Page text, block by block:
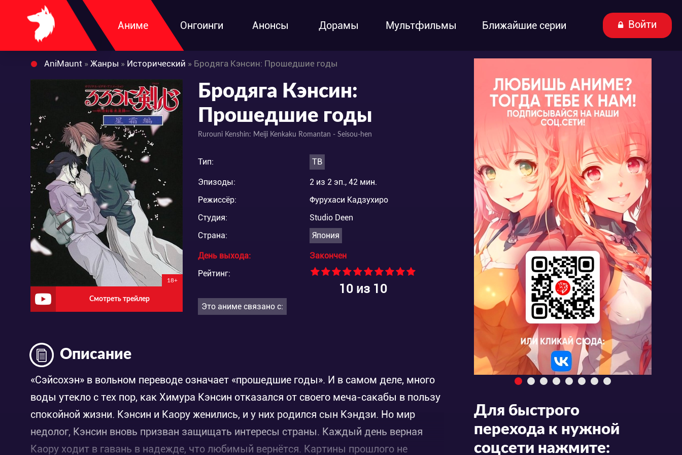
Аниме Онгоинги Анонсы Дорамы Мультфильмы Ближайшие серии Войти
AniMaunt » Жанры » Исторический » Бродяга Кэнсин: Прошедшие годы
18+
Смотреть трейлер
Бродяга Кэнсин:
Прошедшие годы
Rurouni Kenshin: Meiji Kenkaku Romantan - Seisou-hen
Тип: ТВ
Эпизоды:
2 из 2 эп., 42 мин.
Режиссёр:
Фурухаси Кадзухиро
Студия:
Studio Deen
Страна:
Япония
День выхода:
Закончен
Рейтинг:
10из 10
Это аниме связано с:
Описание
«Сэйсохэн» в вольном переводе означает «прошедшие годы». И в самом деле, много
воды утекло с тех пор, как Химура Кэнсин отказался от своего меча-сакабы в пользу
спокойной жизни. Кэнсин и Каору женились, и у них родился сын Кэндзи. Но мир
недолог, Кэнсин вновь призван защищать интересы страны. Каждый день верная
Каору ходит в гавань в надежде, что любимый вернётся. Картины прошлого не
Для быстрого
перехода к нужной
соцсети нажмите: